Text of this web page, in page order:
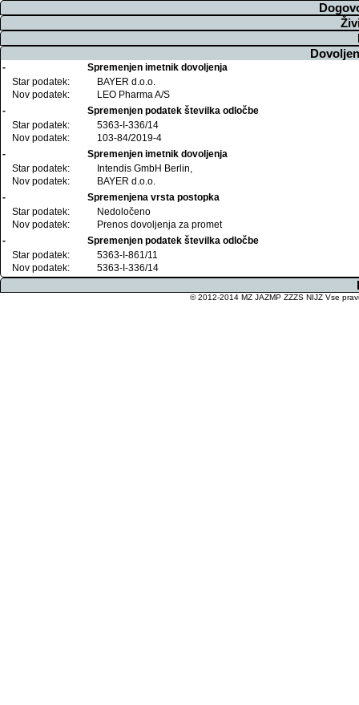
-
Spremenjen imetnik dovoljenja
Star podatek:
BAYER d.o.o.
Nov podatek:
LEO Pharma A/S
-
Spremenjen podatek številka odločbe
Star podatek:
5363-I-336/14
Nov podatek:
103-84/2019-4
-
Spremenjen imetnik dovoljenja
Star podatek:
Intendis GmbH Berlin,
Nov podatek:
BAYER d.o.o.
-
Spremenjena vrsta postopka
Star podatek:
Nedoločeno
Nov podatek:
Prenos dovoljenja za promet
-
Spremenjen podatek številka odločbe
Star podatek:
5363-I-861/11
Nov podatek:
5363-I-336/14
© 2012-2014 MZ JAZMP ZZZS NIJZ Vse